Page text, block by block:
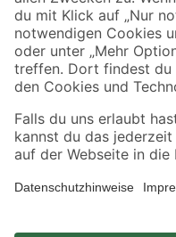
Jetzt die toom-App
Alle Preisangaben in EUR inkl.
Umständen nicht in allen Märkten
Produkte nur solange der Vorrat reicht.
*Paketversand ab 59 €